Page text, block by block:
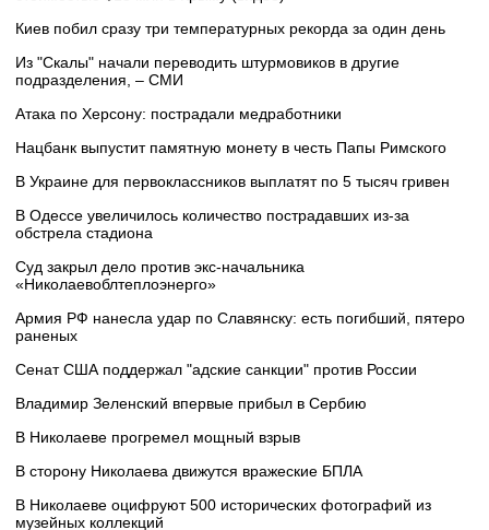
Киев побил сразу три температурных рекорда за один день
Из "Скалы" начали переводить штурмовиков в другие
подразделения, – СМИ
Атака по Херсону: пострадали медработники
Нацбанк выпустит памятную монету в честь Папы Римского
В Украине для первоклассников выплатят по 5 тысяч гривен
В Одессе увеличилось количество пострадавших из-за
обстрела стадиона
Суд закрыл дело против экс-начальника
«Николаевоблтеплоэнерго»
Армия РФ нанесла удар по Славянску: есть погибший, пятеро
раненых
Сенат США поддержал "адские санкции" против России
Владимир Зеленский впервые прибыл в Сербию
В Николаеве прогремел мощный взрыв
В сторону Николаева движутся вражеские БПЛА
В Николаеве оцифруют 500 исторических фотографий из
музейных коллекций